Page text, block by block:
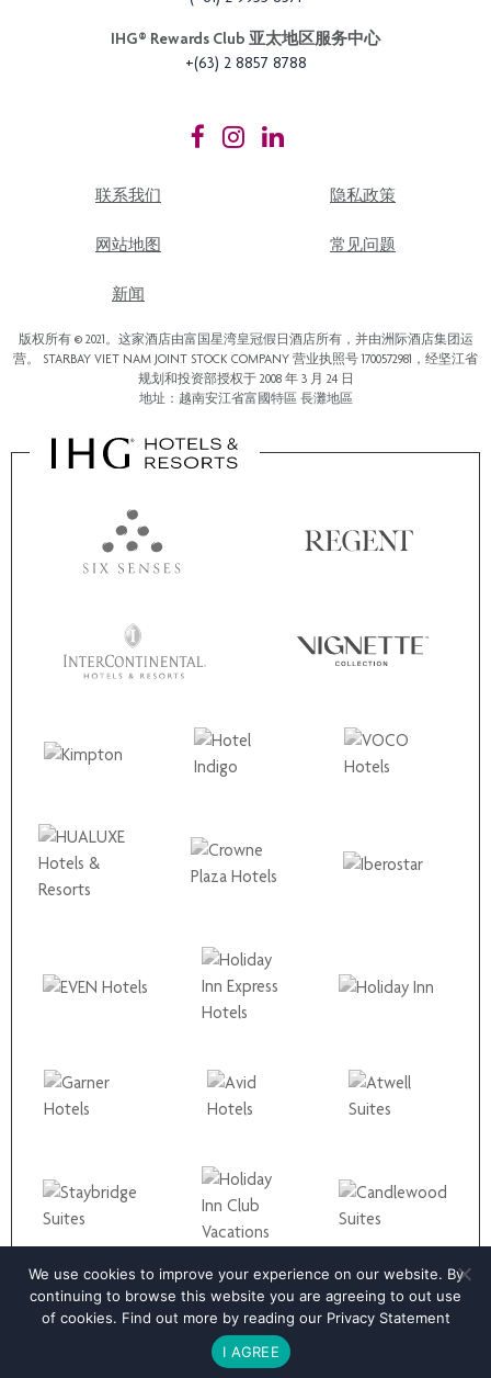
IHG®️ Rewards Club 亚太地区服务中心
+(63) 2 8857 8788
联系我们 隐私政策
网站地图 常见问题
新闻
版权所有 © 2021。这家酒店由富国星湾皇冠假日酒店所有，并由洲际酒店集团运
营。 STARBAY VIET NAM JOINT STOCK COMPANY 营业执照号 1700572981，经坚江省
规划和投资部授权于 2008 年 3 月 24 日
地址：越南安江省富國特區 長灘地區
We use cookies to improve your experience on our website. By
continuing to browse this website you are agreeing to out use
of cookies. Find out more by reading our Privacy Statement
I AGREE